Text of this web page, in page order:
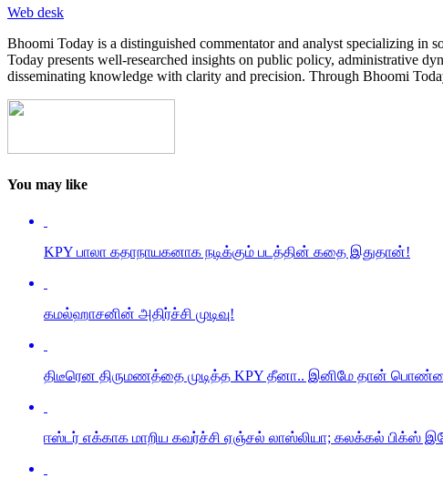
Web desk
Bhoomi Today is a distinguished commentator and analyst specializing in
Today presents well-researched insights on public policy, administrative
disseminating knowledge with clarity and precision. Through Bhoomi
You may like
KPY பாலா கதாநாயகனாக நடிக்கும் படத்தின் கதை இதுதான்!
கமல்ஹாசனின் அதிர்ச்சி முடிவு!
திடீரென திருமணத்தை முடித்த KPY தீனா.. இனிமே தான்
ஈஸ்டர் எக்காக மாறிய கவர்ச்சி ஏஞ்சல் லாஸ்லியா; கலக்கல் பிக்ஸ்